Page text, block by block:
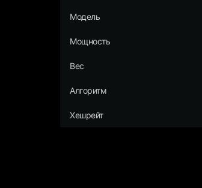
Модель
Мощность
Вес
Алгоритм
Хешрейт